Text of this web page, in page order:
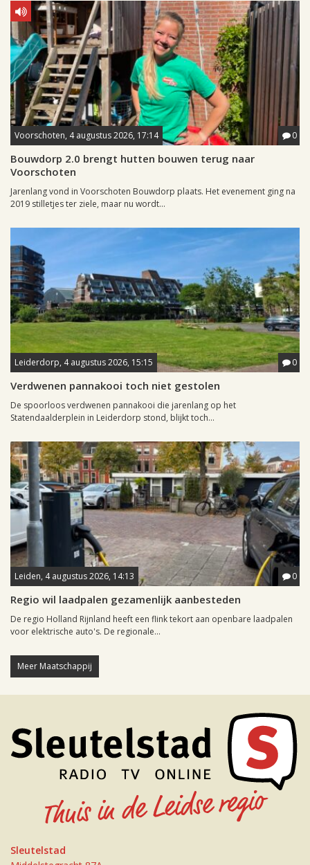
Voorschoten, 4 augustus 2026, 17:14 0
Bouwdorp 2.0 brengt hutten bouwen terug naar
Voorschoten
Jarenlang vond in Voorschoten Bouwdorp plaats. Het evenement ging na
2019 stilletjes ter ziele, maar nu wordt...
Leiderdorp, 4 augustus 2026, 15:15 0
Verdwenen pannakooi toch niet gestolen
De spoorloos verdwenen pannakooi die jarenlang op het
Statendaalderplein in Leiderdorp stond, blijkt toch...
Leiden, 4 augustus 2026, 14:13 0
Regio wil laadpalen gezamenlijk aanbesteden
De regio Holland Rijnland heeft een flink tekort aan openbare laadpalen
voor elektrische auto's. De regionale...
Meer Maatschappij
Sleutelstad